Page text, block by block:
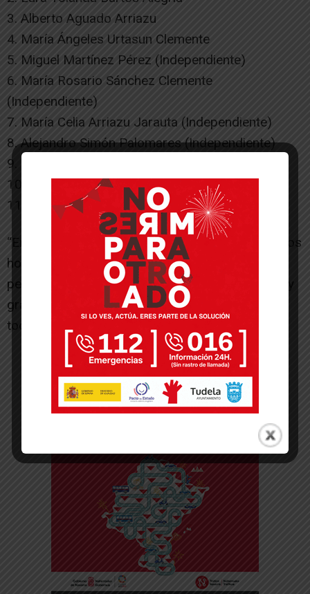
3. Alberto Aguado Arriazu
4. María Ángeles Urtasun Clemente
5. Miguel Martínez Pérez (Independiente)
6. María Rosario Sánchez Clemente
(Independiente)
7. María Celia Arriazu Jarauta (Independiente)
8. Alejandro Simón Palomares (Independiente)
9. María Inés Orta Lavilla
10. Ana Saso Martínez (Independiente)
11. José Ramón Lizar Planillo (Independiente)
“En nuestra lista predominan las mujeres sobre los
hombres, gentes con y sin experiencia municipal,
pero todos con una ilusión y responsabilidad muy
grandes por trabajar para su pueblo, en el que
todos ellos residen”.
-- Publicidad --